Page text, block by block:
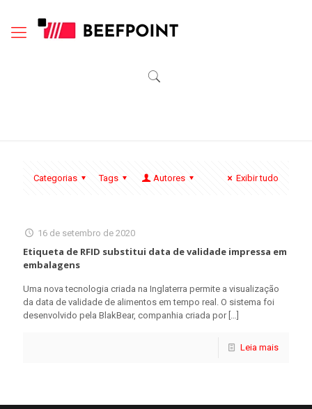
Categorias Tags Autores Exibir tudo
16 de setembro de 2020
Etiqueta de RFID substitui data de validade impressa em
embalagens
Uma nova tecnologia criada na Inglaterra permite a visualização
da data de validade de alimentos em tempo real. O sistema foi
desenvolvido pela BlakBear, companhia criada por[…]
Leia mais